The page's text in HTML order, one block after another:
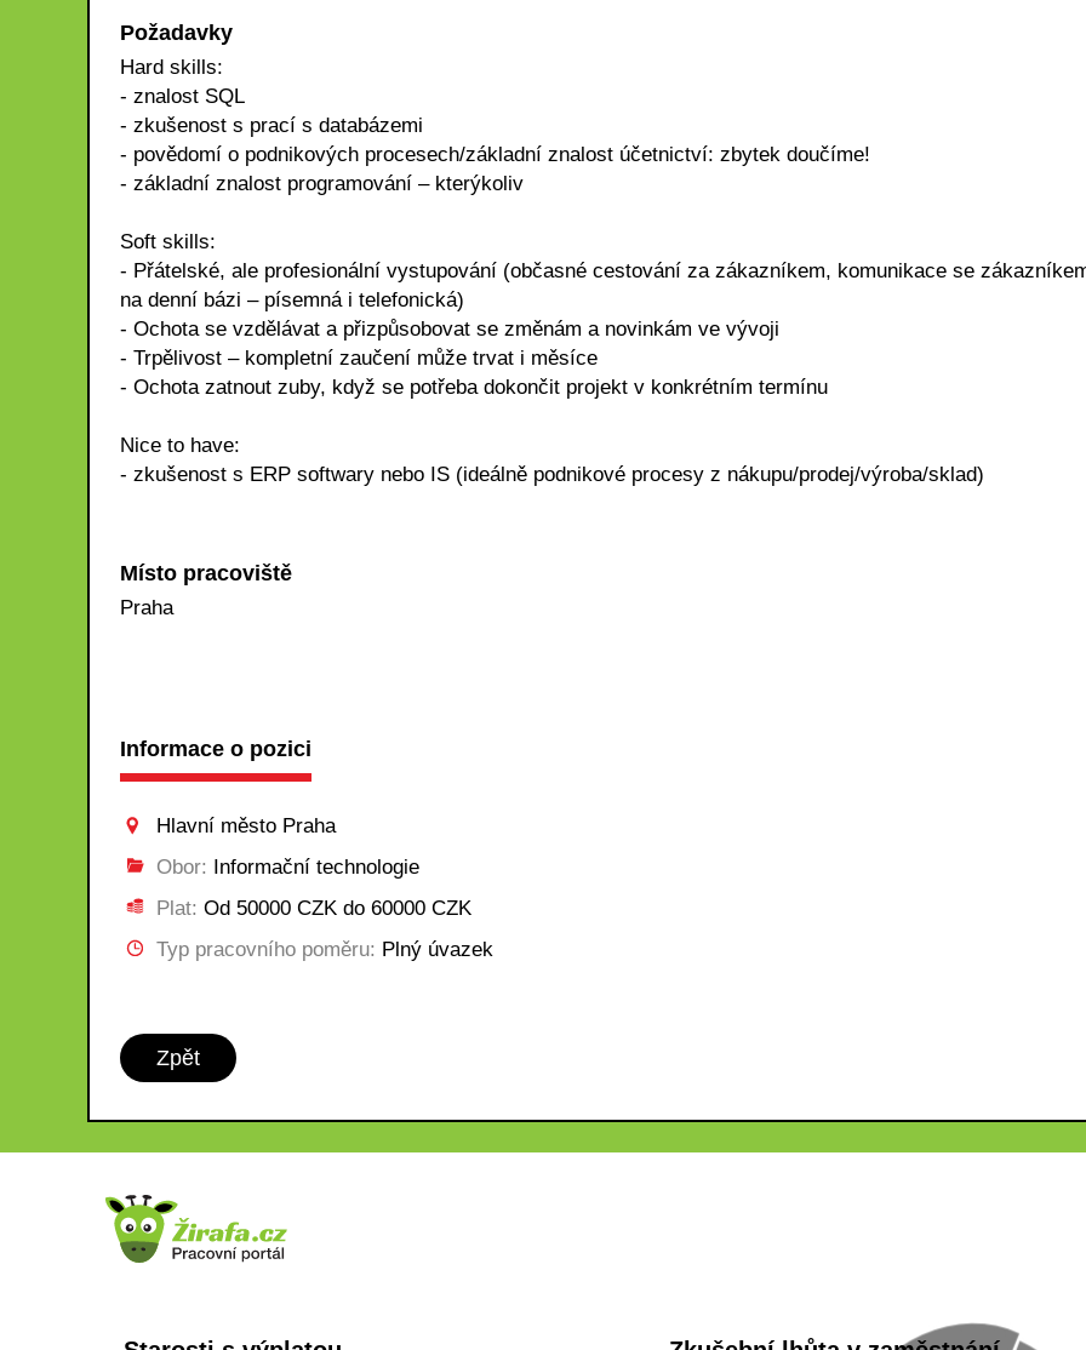
Požadavky
Hard skills:
- znalost SQL
- zkušenost s prací s databázemi
- povědomí o podnikových procesech/základní znalost účetnictví: zbytek doučíme!
- základní znalost programování – kterýkoliv
Soft skills:
- Přátelské, ale profesionální vystupování (občasné cestování za zákazníkem, komunikace se
na denní bázi – písemná i telefonická)
- Ochota se vzdělávat a přizpůsobovat se změnám a novinkám ve vývoji
- Trpělivost – kompletní zaučení může trvat i měsíce
- Ochota zatnout zuby, když se potřeba dokončit projekt v konkrétním termínu
Nice to have:
- zkušenost s ERP softwary nebo IS (ideálně podnikové procesy z nákupu/prodej/výroba/sklad)
Místo pracoviště
Praha
Informace o pozici
Hlavní město Praha
Obor: Informační technologie
Plat: Od 50000 CZK do 60000 CZK
Typ pracovního poměru: Plný úvazek
Zpět